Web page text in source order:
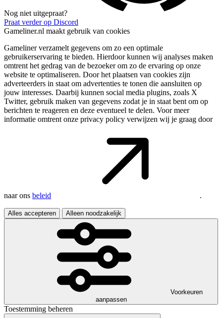
Nog niet uitgepraat?
Praat verder op Discord
Gameliner.nl maakt gebruik van cookies
Gameliner verzamelt gegevens om zo een optimale
gebruikerservaring te bieden. Hierdoor kunnen wij analyses maken
omtrent het gedrag van de bezoeker om zo de ervaring op onze
website te optimaliseren. Door het plaatsen van cookies zijn
adverteerders in staat om advertenties te tonen die aansluiten op
jouw interesses. Daarbij kunnen social media plugins, zoals X
Twitter, gebruik maken van gegevens zodat je in staat bent om op
berichten te reageren en deze eventueel te delen. Voor meer
informatie omtrent onze privacy policy verwijzen wij je graag door
naar ons beleid .
Alles accepteren Alleen noodzakelijk
Voorkeuren
aanpassen
Toestemming beheren